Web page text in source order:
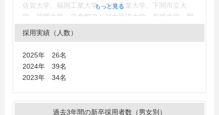
佐賀大学、福岡工業大学、九州産業大学、下関市立大
学、福岡大学、立命館アジア太平洋大学、長崎大学、岡
山理科大学、広島修道大学、長崎県立大学、吉備国際大
学、中央大学、京都産業大学、久留米大学、京都女子大
外国語大学、国際武道大学、北海道情報大学、日本大
もっと見る
採用実績（人数）
2025年 26名
2024年 39名
2023年 34名
過去3年間の新卒採用者数（男女別）